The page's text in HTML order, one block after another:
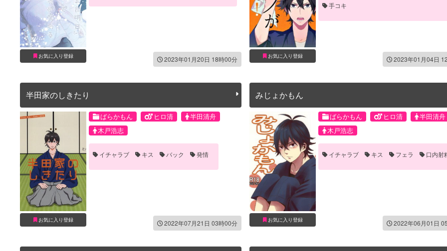
お気に入り登録 2023年01月20日 18時00分 お気に入り登録
手コキ
2023年01月04日
半田家のしきたり
お気に入り登録
ばらかもん ヒロ清
半田清舟
木戸浩志
イチャラブ キス バック 発情
2022年07月21日 03時00分
みじょかもん
お気に入り登録
ばらかもん ヒロ清
半田清舟
木戸浩志
イチャラブ キス フェラ 口内射
2022年06月01日